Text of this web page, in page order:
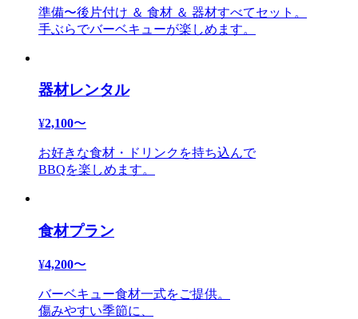
準備〜後片付け ＆ 食材 ＆ 器材すべてセット。
手ぶらでバーベキューが楽しめます。
器材レンタル
¥2,100〜
お好きな食材・ドリンクを持ち込んで
BBQを楽しめます。
食材プラン
¥4,200〜
バーベキュー食材一式をご提供。
傷みやすい季節に、